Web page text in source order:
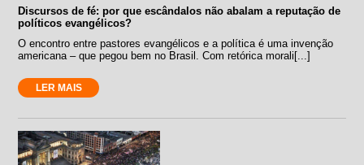
Discursos de fé: por que escândalos não abalam a reputação de
políticos evangélicos?
O encontro entre pastores evangélicos e a política é uma invenção
americana – que pegou bem no Brasil. Com retórica morali[...]
LER MAIS